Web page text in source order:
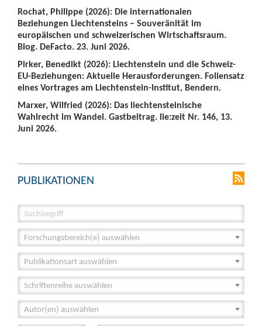
Rochat, Philippe (2026): Die internationalen
Beziehungen Liechtensteins – Souveränität im
europäischen und schweizerischen Wirtschaftsraum.
Blog. DeFacto. 23. Juni 2026.
Pirker, Benedikt (2026): Liechtenstein und die Schweiz-
EU-Beziehungen: Aktuelle Herausforderungen. Foliensatz
eines Vortrages am Liechtenstein-Institut, Bendern.
Marxer, Wilfried (2026): Das liechtensteinische
Wahlrecht im Wandel. Gastbeitrag. lie:zeit Nr. 146, 13.
Juni 2026.
PUBLIKATIONEN
Forschungsbereich(e) auswählen
Publikationsart auswählen
Schriftenreihe auswählen
Autor(en) auswählen